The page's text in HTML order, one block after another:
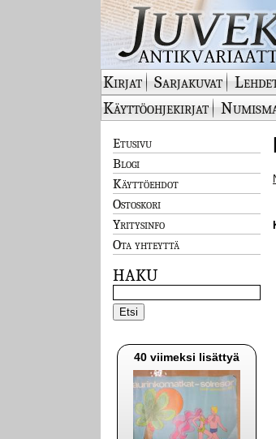
Kirjat Sarjakuvat
Käyttöohjekirjat
Etusivu
Blogi
Käyttöehdot
Ostoskori
Yritysinfo
Ota yhteyttä
HAKU
40 viimeksi lisättyä